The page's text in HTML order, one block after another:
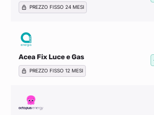
PREZZO FISSO 24 MESI
Acea Fix Luce e Gas
PREZZO FISSO 12 MESI